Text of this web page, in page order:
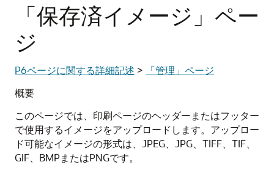
「保存済イメージ」ペー
ジ
P6ページに関する詳細記述 >
「管理」ページ
概要
このページでは、印刷ページのヘッダーまたはフッター
で使用するイメージをアップロードします。アップロー
ド可能なイメージの形式は、JPEG、JPG、TIFF、TIF、
GIF、BMPまたはPNGです。